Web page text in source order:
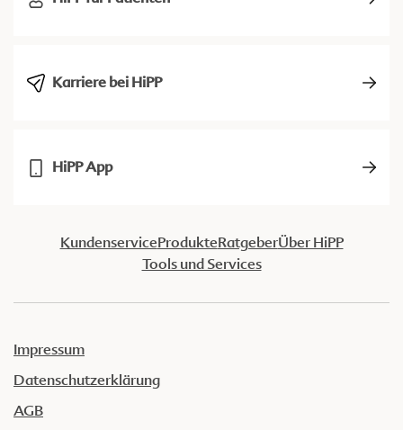
Karriere bei HiPP
HiPP App
KundenserviceProdukteRatgeberÜber HiPP
Tools und Services
Impressum
Datenschutzerklärung
AGB